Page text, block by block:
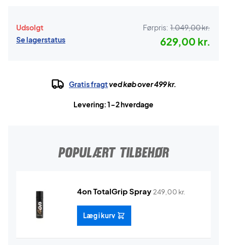
Udsolgt
Se lagerstatus
Førpris: 1.049,00 kr.
629,00 kr.
Gratis fragtved køb over 499 kr.
Levering: 1-2 hverdage
POPULÆRT TILBEHØR
4on TotalGrip Spray 249,00 kr.
Læg i kurv